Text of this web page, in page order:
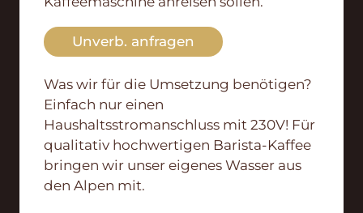
Unverb. anfragen
Was wir für die Umsetzung benötigen?
Einfach nur einen
Haushaltsstromanschluss mit 230V! Für
qualitativ hochwertigen Barista-Kaffee
bringen wir unser eigenes Wasser aus
den Alpen mit.